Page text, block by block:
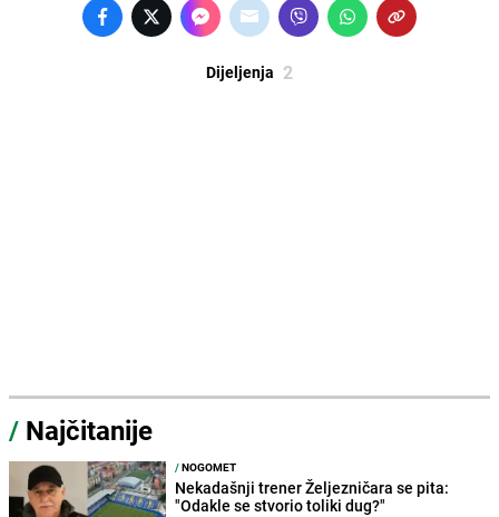
Dijeljenja 2
/ Najčitanije
/NOGOMET
Nekadašnji trener Željezničara se pita:
"Odakle se stvorio toliki dug?"